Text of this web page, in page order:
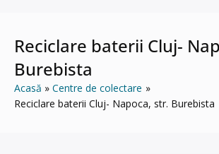
Reciclare baterii Cluj-
Burebista
Acasă
Centre de colectare
Reciclare baterii Cluj- Napoca, str. Burebista